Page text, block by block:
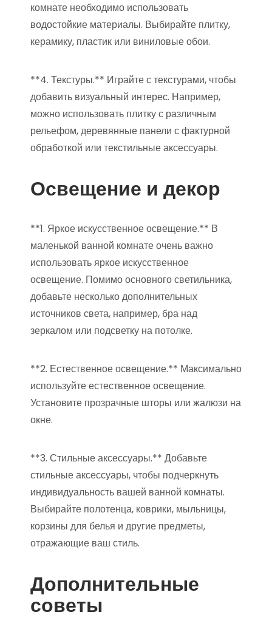
комнате необходимо использовать
водостойкие материалы. Выбирайте плитку,
керамику, пластик или виниловые обои.
**4. Текстуры.** Играйте с текстурами, чтобы
добавить визуальный интерес. Например,
можно использовать плитку с различным
рельефом, деревянные панели с фактурной
обработкой или текстильные аксессуары.
Освещение и декор
**1. Яркое искусственное освещение.** В
маленькой ванной комнате очень важно
использовать яркое искусственное
освещение. Помимо основного светильника,
добавьте несколько дополнительных
источников света, например, бра над
зеркалом или подсветку на потолке.
**2. Естественное освещение.** Максимально
используйте естественное освещение.
Установите прозрачные шторы или жалюзи на
окне.
**3. Стильные аксессуары.** Добавьте
стильные аксессуары, чтобы подчеркнуть
индивидуальность вашей ванной комнаты.
Выбирайте полотенца, коврики, мыльницы,
корзины для белья и другие предметы,
отражающие ваш стиль.
Дополнительные
советы